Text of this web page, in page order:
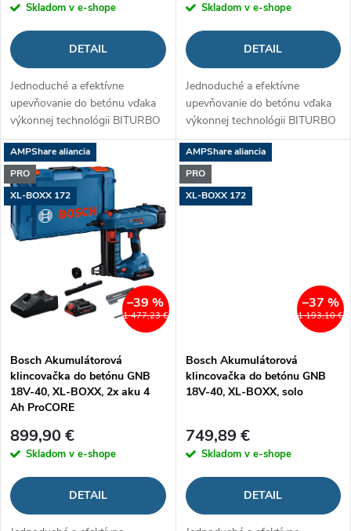
d
u
k
t
o
v
d
u
k
t
o
v
Skladom v e-shope
DETAIL
Jednoduché a efektívne
upevňovanie do betónu vďaka
výkonnej technológii BITURBO
Brushless
Skladom v e-shope
DETAIL
Jednoduché a efektívne
upevňovanie do betónu vďaka
výkonnej technológii BITURBO
Brushless
AMPShare aliancia
PRO
XL-BOXX 172
1 477,23 €
–39 %
Bosch Akumulátorová
klincovačka do betónu GNB
18V-40, XL-BOXX, 2x aku 4
Ah ProCORE
899,90 €
Skladom v e-shope
DETAIL
AMPShare aliancia
PRO
XL-BOXX 172
1 193,10 €
–37 %
Bosch Akumulátorová
klincovačka do betónu GNB
18V-40, XL-BOXX, solo
749,89 €
Skladom v e-shope
DETAIL